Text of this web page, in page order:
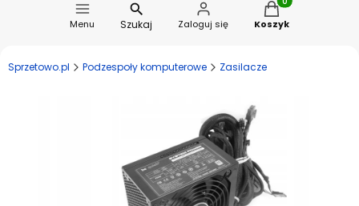
Menu Szukaj Zaloguj się
Produkty w
Koszyk
Sprzetowo.pl Podzespoły komputerowe Zasilacze